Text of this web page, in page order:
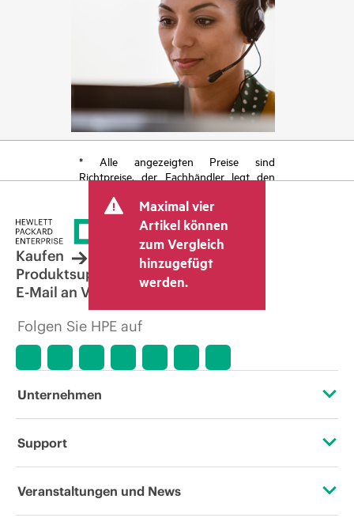
* Alle angezeigten Preise sind
Richtpreise, der Fachhändler legt den
kann weitere Gebühren wie
Mehrwertsteuer und Versandkosten
berücksichtigen. Der vom Fachhändler
festgelegte Transaktionspreis kann von
dem anderer Fachhändler und dem
angezeigten Richtpreis abweichen. Die
Richtpreise können zeitlich begrenzte
Sonderangebote enthalten. HPE behält
sich das Recht vor, jederzeit
Marktbedingungen, der Einstellung von
Produktverfügbarkeit, dem Ende der
Lebensdauer von Werbeaktionen und
Maximal vier
Artikel können
zum Vergleich
hinzugefügt
werden.
Kaufen
Produktsupport
E-Mail an Vertrieb
Folgen Sie HPE auf
Unternehmen
Über HPE
Support
Operational Support Services
Veranstaltungen und News